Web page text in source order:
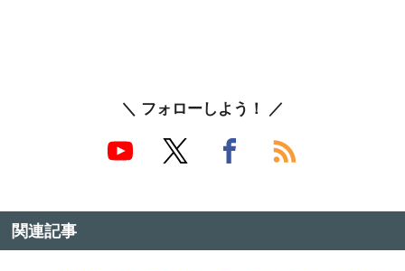
＼ フォローしよう！ ／
関連記事